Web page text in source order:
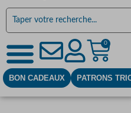
0
BON CADEAUX PATRONS